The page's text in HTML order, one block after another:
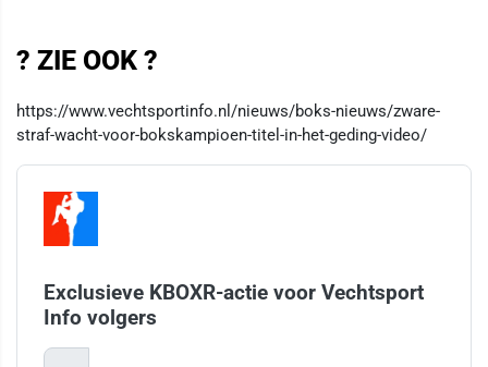
? ZIE OOK ?
https://www.vechtsportinfo.nl/nieuws/boks-nieuws/zware-
straf-wacht-voor-bokskampioen-titel-in-het-geding-video/
Exclusieve KBOXR-actie voor Vechtsport
Info volgers